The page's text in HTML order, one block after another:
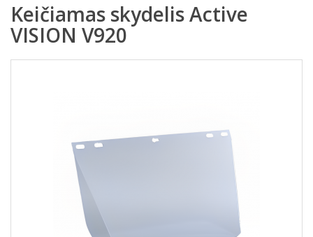
Keičiamas skydelis Active
VISION V920